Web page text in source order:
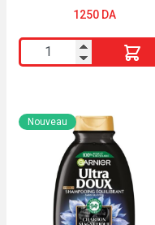
1250 DA
quantité
de
Enfants
2en1
Nouveau